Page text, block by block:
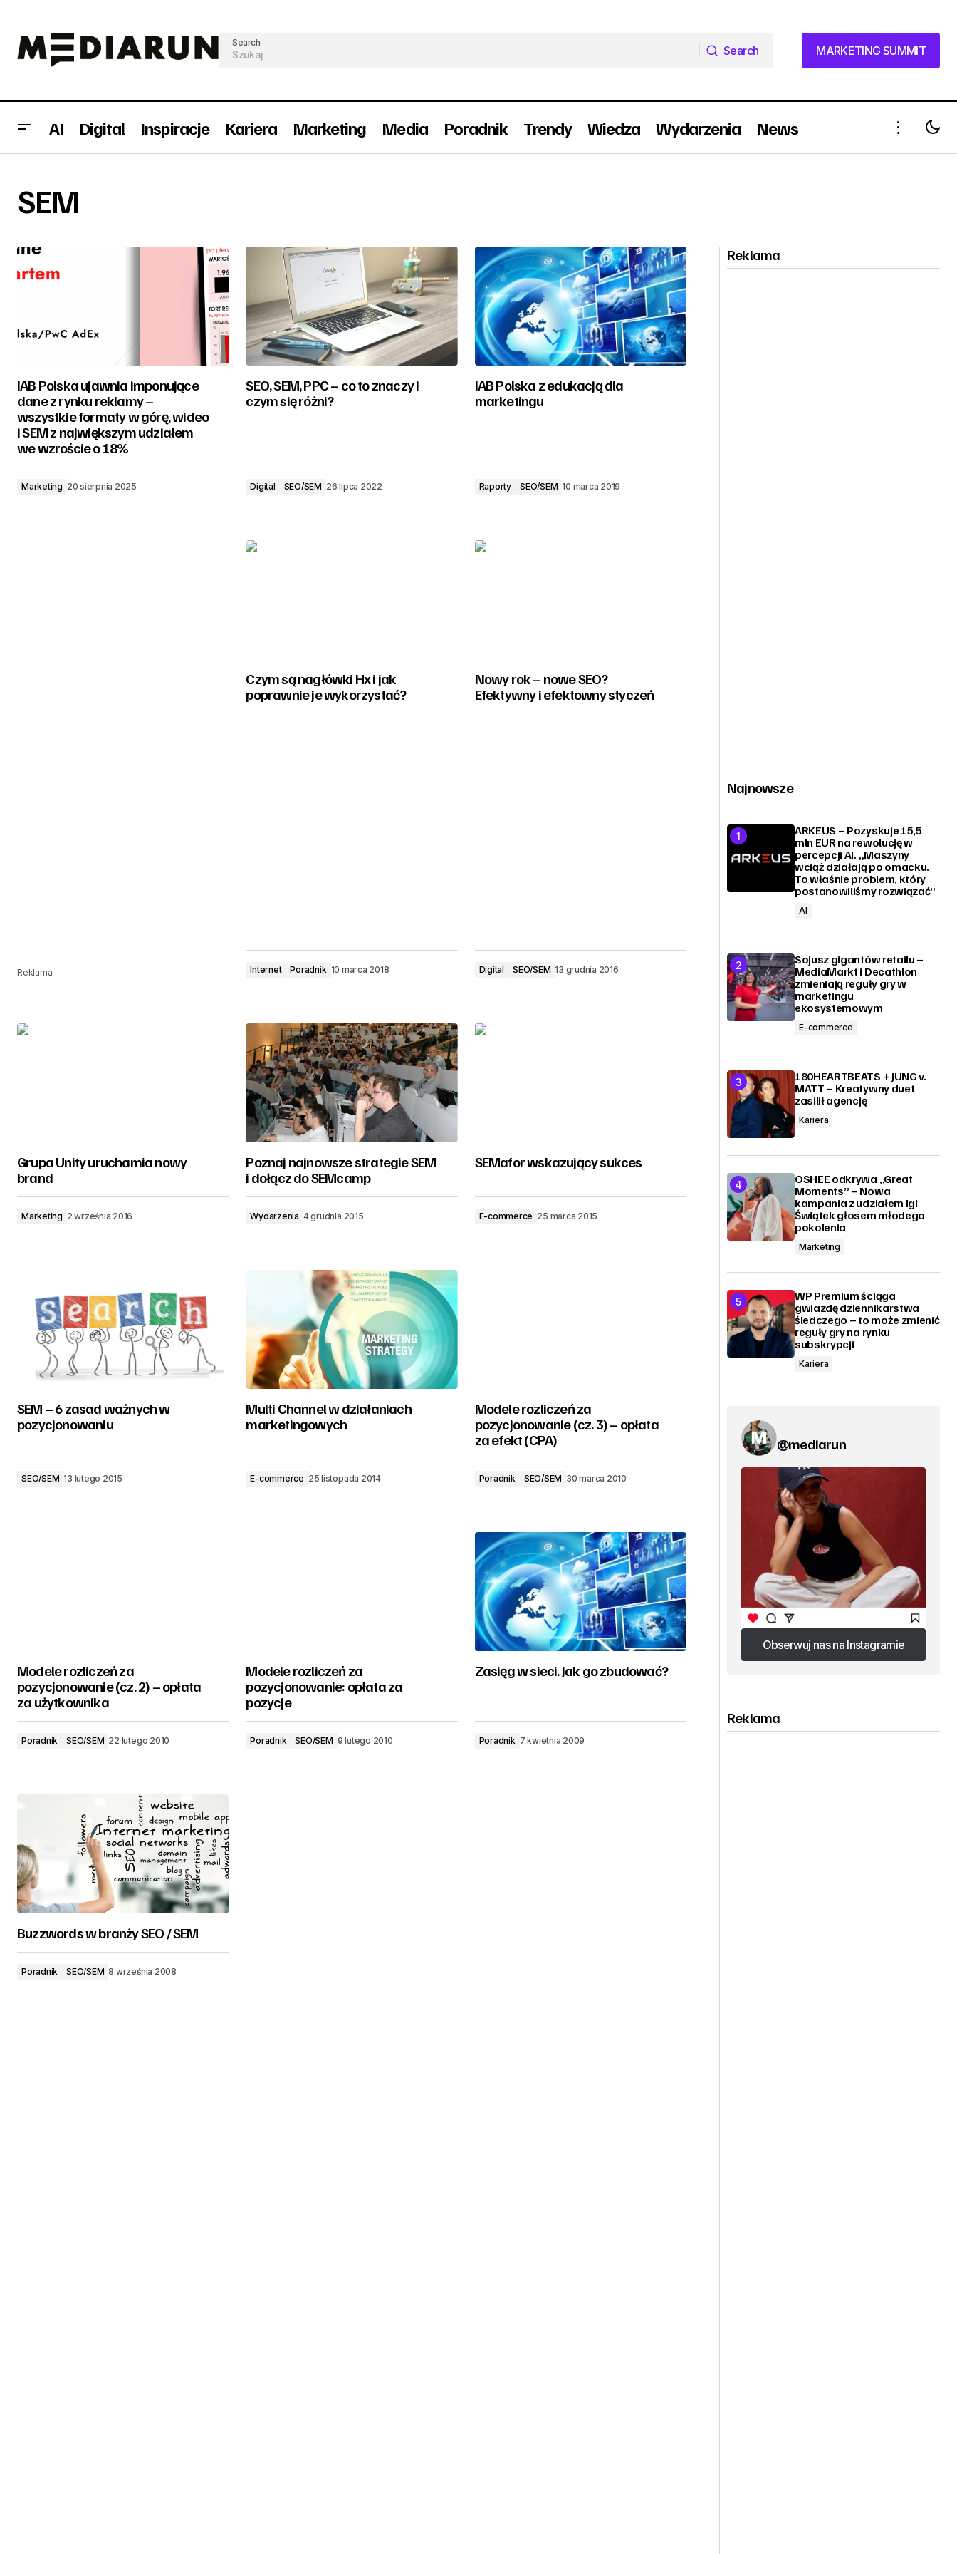
Search
Search
MARKETING SUMMIT
MARKETING SUMMIT
AI Digital Inspiracje Kariera Marketing Media Poradnik Trendy Wiedza Wydarzenia News
SEM
IAB Polska ujawnia imponujące
dane z rynku reklamy –
wszystkie formaty w górę, wideo
i SEM z największym udziałem
we wzroście o 18%
Marketing 20 sierpnia 2025
SEO, SEM, PPC – co to znaczy i
czym się różni?
Digital SEO/SEM 26 lipca 2022
IAB Polska z edukacją dla
marketingu
Raporty SEO/SEM 10 marca 2019
Reklama
Czym są nagłówki Hx i jak
poprawnie je wykorzystać?
Internet Poradnik 10 marca 2018
Nowy rok – nowe SEO?
Efektywny i efektowny styczeń
Digital SEO/SEM 13 grudnia 2016
Grupa Unity uruchamia nowy
brand
Marketing 2 września 2016
Poznaj najnowsze strategie SEM
i dołącz do SEMcamp
Wydarzenia 4 grudnia 2015
SEMafor wskazujący sukces
E-commerce 25 marca 2015
SEM – 6 zasad ważnych w
pozycjonowaniu
SEO/SEM 13 lutego 2015
Multi Channel w działaniach
marketingowych
E-commerce 25 listopada 2014
Modele rozliczeń za
pozycjonowanie (cz. 3) – opłata
za efekt (CPA)
Poradnik SEO/SEM 30 marca 2010
Modele rozliczeń za
pozycjonowanie (cz. 2) – opłata
za użytkownika
Poradnik SEO/SEM 22 lutego 2010
Modele rozliczeń za
pozycjonowanie: opłata za
pozycje
Poradnik SEO/SEM 9 lutego 2010
Zasięg w sieci. Jak go zbudować?
Poradnik 7 kwietnia 2009
Buzzwords w branży SEO / SEM
Poradnik SEO/SEM 8 września 2008
Reklama
Najnowsze
ARKEUS – Pozyskuje 15,5
mln EUR na rewolucję w
percepcji AI. „Maszyny
wciąż działają po omacku.
To właśnie problem, który
postanowiliśmy rozwiązać”
AI
Sojusz gigantów retailu –
MediaMarkt i Decathlon
zmieniają reguły gry w
marketingu
ekosystemowym
E-commerce
180HEARTBEATS + JUNG v.
MATT – Kreatywny duet
zasilił agencję
Kariera
OSHEE odkrywa „Great
Moments” – Nowa
kampania z udziałem Igi
Świątek głosem młodego
pokolenia
Marketing
WP Premium ściąga
gwiazdę dziennikarstwa
śledczego – to może zmienić
reguły gry na rynku
subskrypcji
Kariera
@mediarun
Obserwuj nas na Instagramie
Obserwuj nas na Instagramie
Reklama